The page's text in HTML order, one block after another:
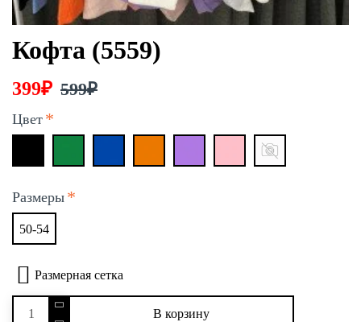
Кофта (5559)
399₽ 599₽
Цвет
Размеры
50-54
В корзину
Размерная сетка